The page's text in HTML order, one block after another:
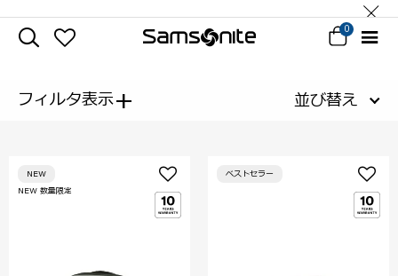
0
フィルタ表示+ 並び替え
NEW 数量限定
NEW ベストセラー